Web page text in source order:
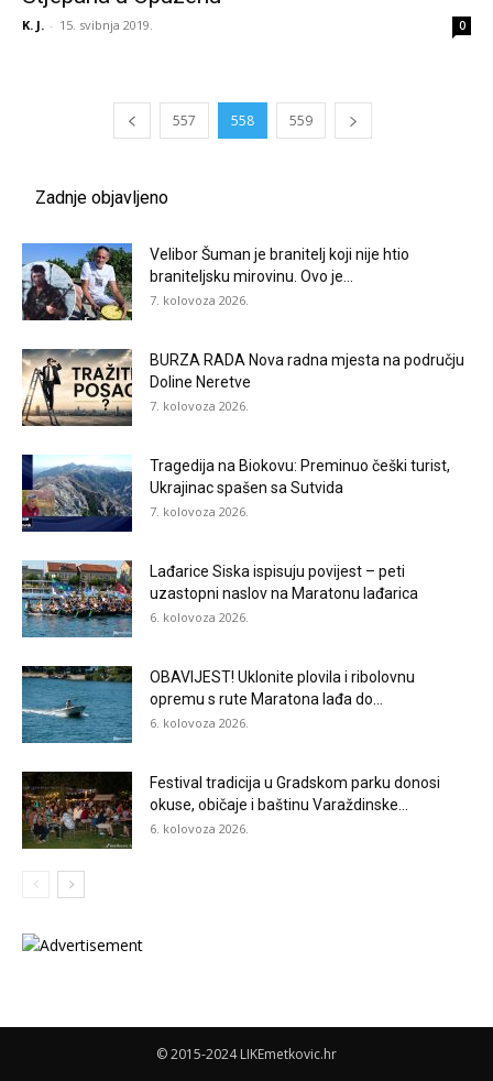
K. J. - 15. svibnja 2019. 0
557 558 559
Zadnje objavljeno
Velibor Šuman je branitelj koji nije htio
braniteljsku mirovinu. Ovo je...
7. kolovoza 2026.
BURZA RADA Nova radna mjesta na području
Doline Neretve
7. kolovoza 2026.
Tragedija na Biokovu: Preminuo češki turist,
Ukrajinac spašen sa Sutvida
7. kolovoza 2026.
Lađarice Siska ispisuju povijest – peti
uzastopni naslov na Maratonu lađarica
6. kolovoza 2026.
OBAVIJEST! Uklonite plovila i ribolovnu
opremu s rute Maratona lađa do...
6. kolovoza 2026.
Festival tradicija u Gradskom parku donosi
okuse, običaje i baštinu Varaždinske...
6. kolovoza 2026.
© 2015-2024 LIKEmetkovic.hr